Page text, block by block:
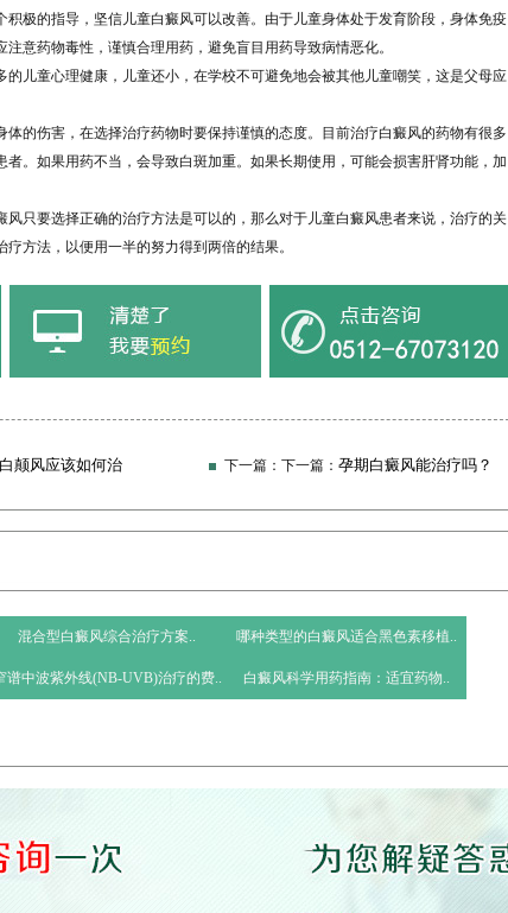
极的指导，坚信儿童白癜风可以改善。由于儿童身体处于发育阶段，身体免疫
意药物毒性，谨慎合理用药，避免盲目用药导致病情恶化。
儿童心理健康，儿童还小，在学校不可避免地会被其他儿童嘲笑，这是父母应
的伤害，在选择治疗药物时要保持谨慎的态度。目前治疗白癜风的药物有很多
。如果用药不当，会导致白斑加重。如果长期使用，可能会损害肝肾功能，加
风只要选择正确的治疗方法是可以的，那么对于儿童白癜风患者来说，治疗的关
方法，以便用一半的努力得到两倍的结果。
颠风应该如何治 下一篇：下一篇： 孕期白癜风能治疗吗？
混合型白癜风综合治疗方案.. 哪种类型的白癜风适合黑色素移植..
谱中波紫外线(NB-UVB)治疗的费.. ​白癜风科学用药指南：适宜药物..